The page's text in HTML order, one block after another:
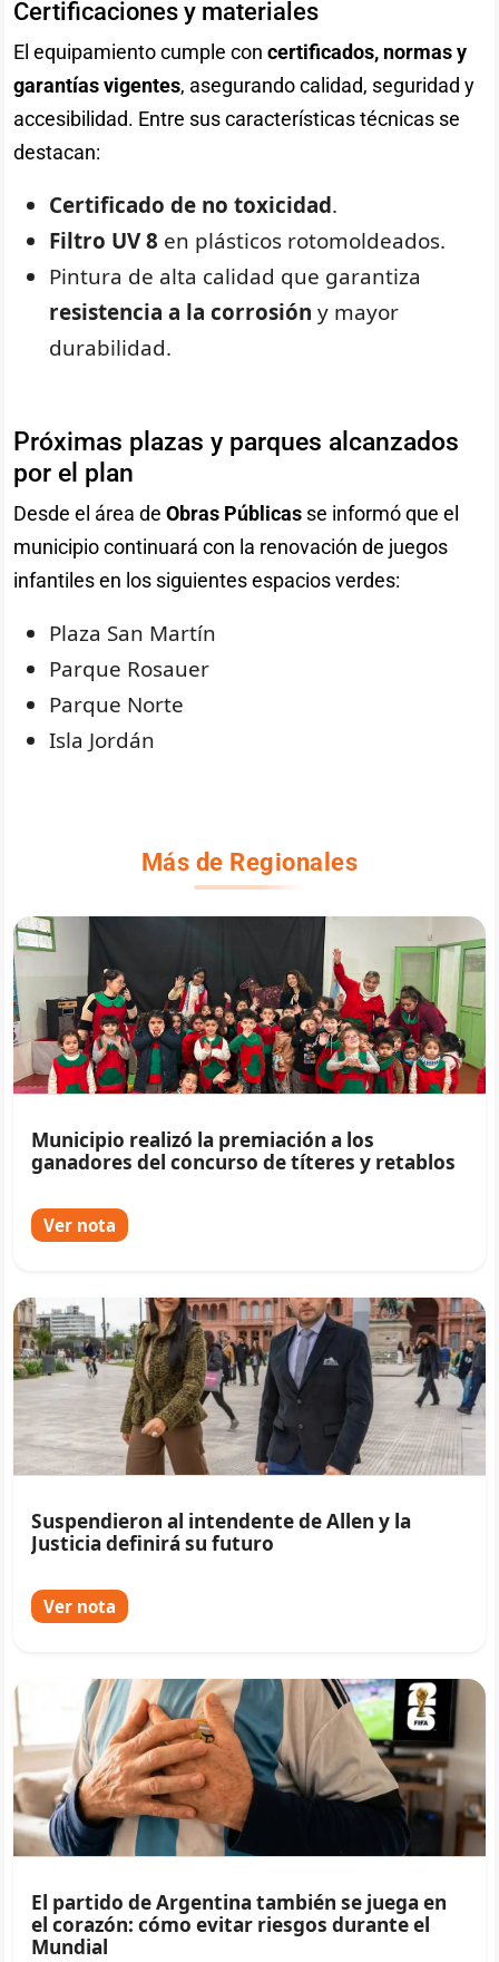
Certificaciones y materiales
El equipamiento cumple concertificados, normas y
garantías vigentes, asegurando calidad, seguridad y
accesibilidad. Entre sus características técnicas se
destacan:
Certificado de no toxicidad.
Filtro UV 8 en plásticos rotomoldeados.
Pintura de alta calidad que garantiza
resistencia a la corrosión y mayor
durabilidad.
Próximas plazas y parques alcanzados
por el plan
Desde el área deObras Públicas se informó que el
municipio continuará con la renovación de juegos
infantiles en los siguientes espacios verdes:
Plaza San Martín
Parque Rosauer
Parque Norte
Isla Jordán
Más de Regionales
Municipio realizó la premiación a los
ganadores del concurso de títeres y retablos
Ver nota
Suspendieron al intendente de Allen y la
Justicia definirá su futuro
Ver nota
El partido de Argentina también se juega en
el corazón: cómo evitar riesgos durante el
Mundial